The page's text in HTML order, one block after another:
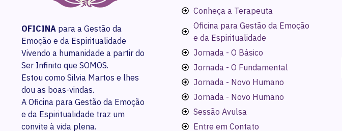
OFICINA para a Gestão da
Emoção e da Espiritualidade
Vivendo a humanidade a partir do
Ser Infinito que SOMOS.
Estou como Silvia Martos e lhes
dou as boas-vindas.
A Oficina para Gestão da Emoção
e da Espiritualidade traz um
convite à vida plena.
Conheça a Terapeuta
Oficina para Gestão da Emoção
e da Espiritualidade
Jornada - O Básico
Jornada - O Fundamental
Jornada - Novo Humano
Jornada - Novo Humano
Sessão Avulsa
Entre em Contato